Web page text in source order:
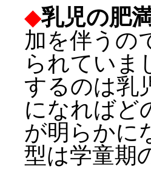
◆乳児の肥
加を伴うの
られていま
するのは乳
になればど
が明らかに
型は学童期